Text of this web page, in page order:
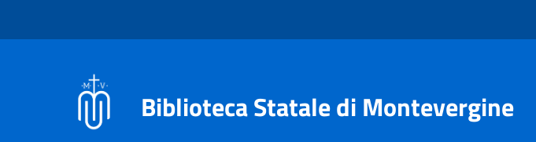
Biblioteca Statale di Montevergine